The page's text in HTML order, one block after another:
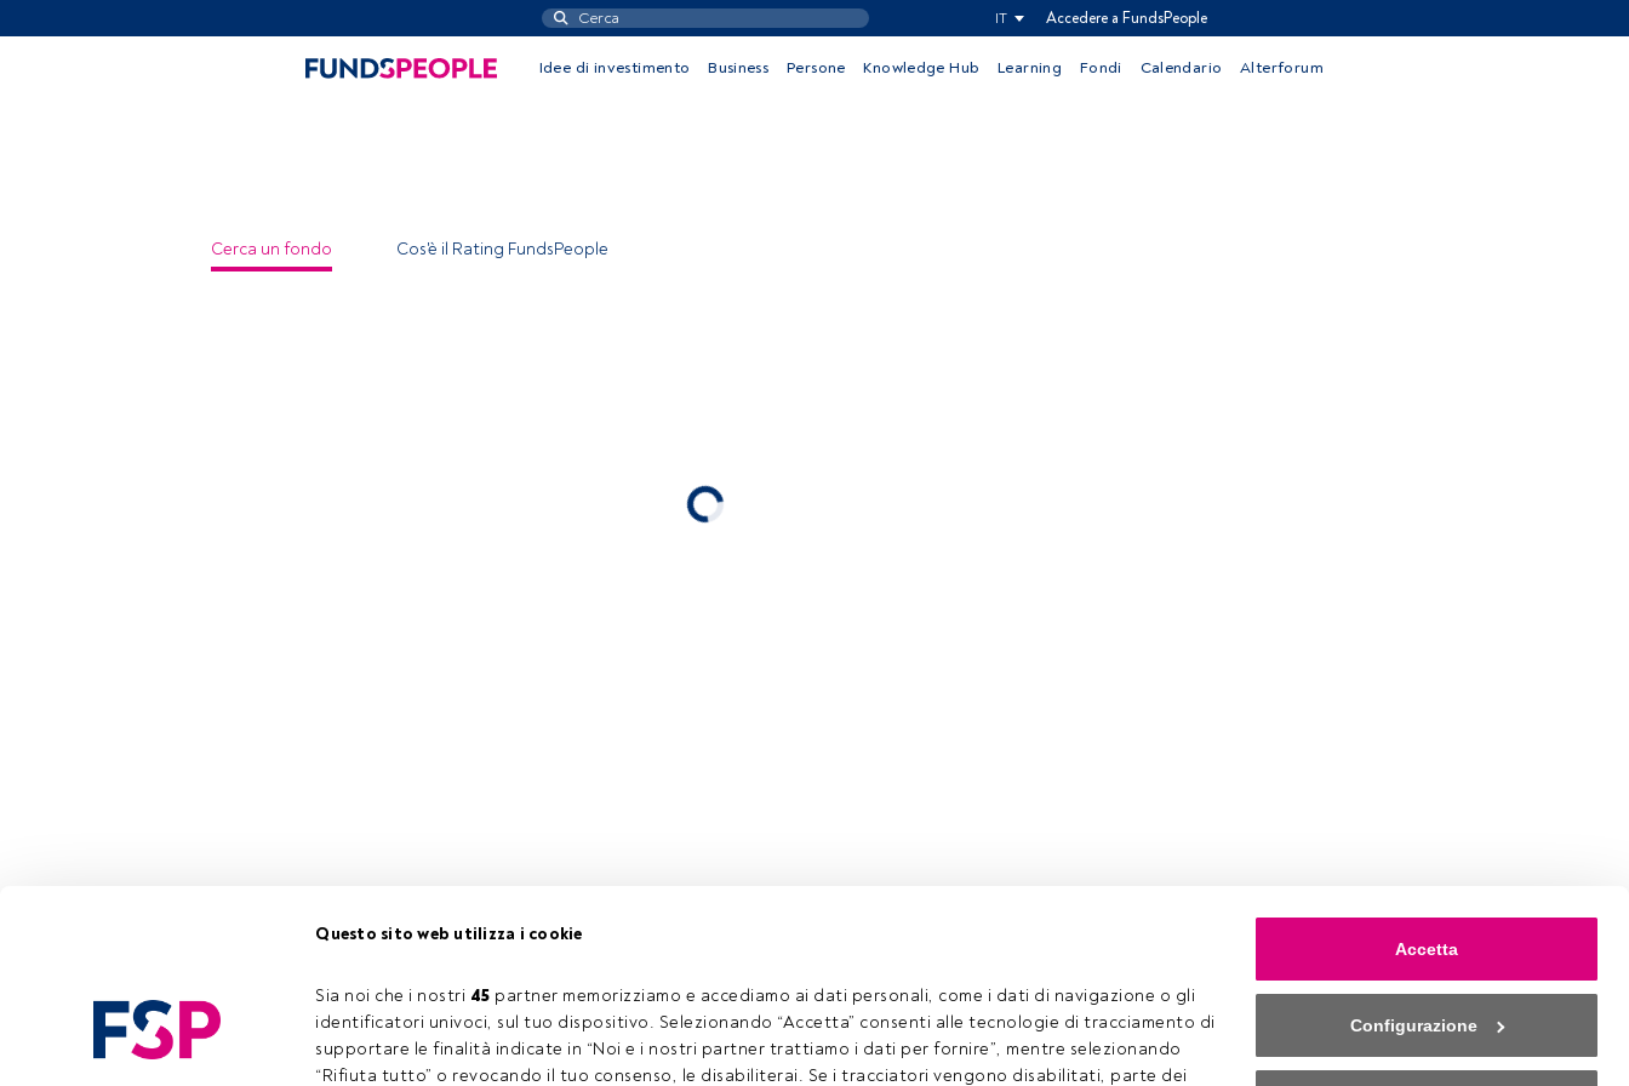
Questo sito web utilizza i cookie
Sia noi che i nostri 45 partner memorizziamo e accediamo ai dati personali, come i dati di navigazione o gli
identificatori univoci, sul tuo dispositivo. Selezionando “Accetta” consenti alle tecnologie di tracciamento di
supportare le finalità indicate in “Noi e i nostri partner trattiamo i dati per fornire”, mentre selezionando
“Rifiuta tutto” o revocando il tuo consenso, le disabiliterai. Se i tracciatori vengono disabilitati, parte dei
Accetta
Configurazione
IT Accedere a FundsPeople
Idee di investimento Business Persone Knowledge Hub Learning Fondi Calendario Alterforum
Cerca un fondo Cos'è il Rating FundsPeople